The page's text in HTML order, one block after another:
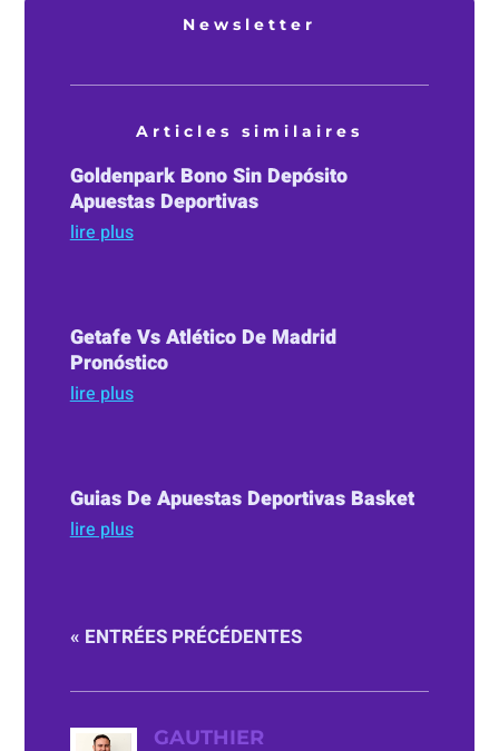
Newsletter
Articles similaires
Goldenpark Bono Sin Depósito
Apuestas Deportivas
lire plus
Getafe Vs Atlético De Madrid
Pronóstico
lire plus
Guias De Apuestas Deportivas Basket
lire plus
« ENTRÉES PRÉCÉDENTES
GAUTHIER